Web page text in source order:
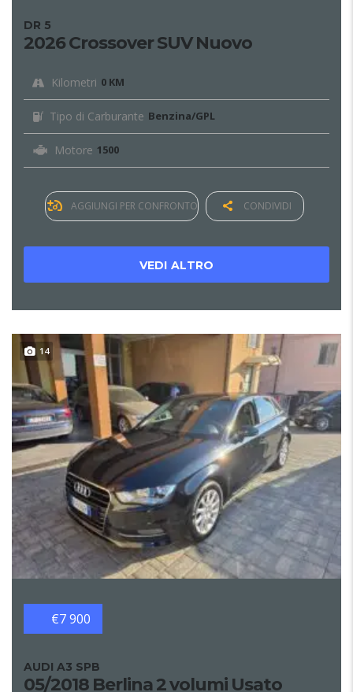
DR 5
2026 Crossover SUV Nuovo
Kilometri 0 KM
Tipo di Carburante Benzina/GPL
Motore 1500
AGGIUNGI PER CONFRONTO CONDIVIDI
VEDI ALTRO
14
€7 900
AUDI A3 SPB
05/2018 Berlina 2 volumi Usato